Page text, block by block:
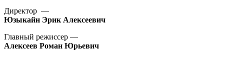
Директор —
Юзыкайн Эрик Алексеевич
Главный режиссер —
Алексеев Роман Юрьевич